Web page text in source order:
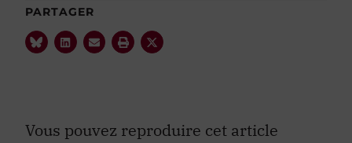
PARTAGER
Vous pouvez reproduire cet article